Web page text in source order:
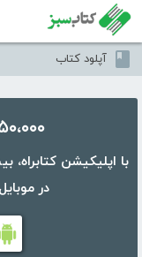
آپلود کتاب
۵۰،۰۰۰ کتاب در موبایل
در